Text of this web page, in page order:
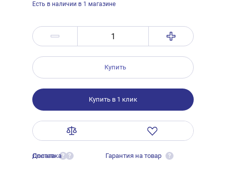
Есть в наличии в 1 магазине
Купить
Купить в 1 клик
Оплата ?
Доставка ? Гарантия на товар ?